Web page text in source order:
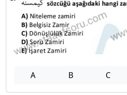
A B C